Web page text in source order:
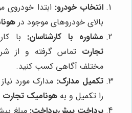
انتخاب خودرو: ابتدا خودروی
بالای خودروهای موجود در
مشاوره با کارشناسان: با
تجارت تماس گرفته و از
مختلف آگاهی کسب کنید.
تکمیل مدارک: مدارک مورد
را تکمیل و به هونامیک تجارت